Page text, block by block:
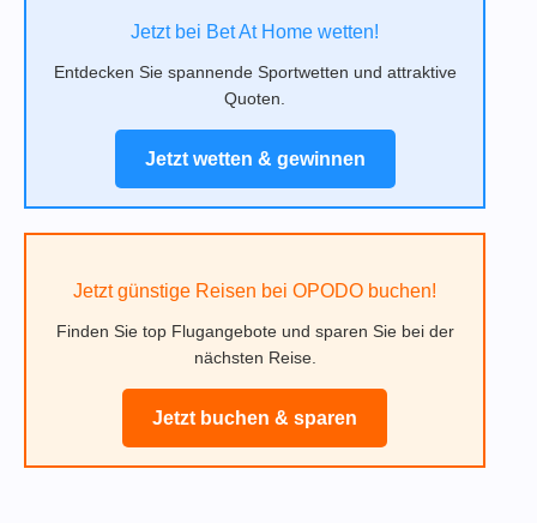
Jetzt bei Bet At Home wetten!
Entdecken Sie spannende Sportwetten und attraktive
Quoten.
Jetzt wetten & gewinnen
Jetzt günstige Reisen bei OPODO buchen!
Finden Sie top Flugangebote und sparen Sie bei der
nächsten Reise.
Jetzt buchen & sparen